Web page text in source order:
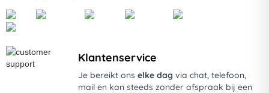
Klantenservice
Je bereikt ons elke dag via chat, telefoon,
mail en kan steeds zonder afspraak bij een